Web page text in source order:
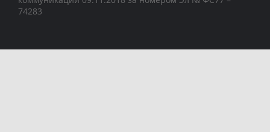
74283